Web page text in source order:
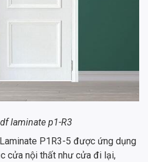
laminate p1-R3
P1R3-5 được ứng dụng
cửa nội thất như cửa đi lại,